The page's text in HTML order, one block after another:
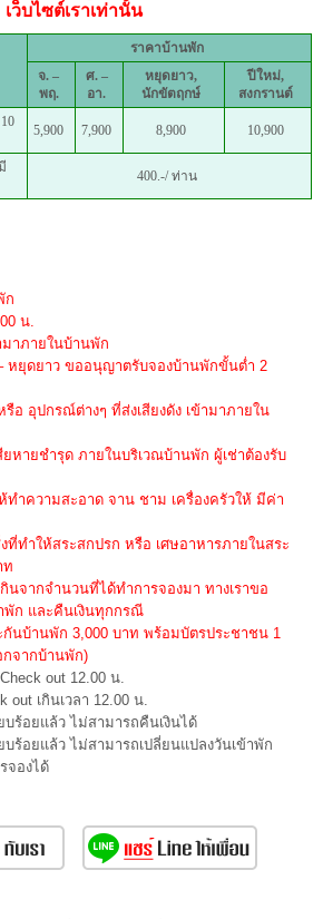
เว็บไซต์เราเท่านั้น
ราคาบ้านพัก
จ. –
พฤ.
ศ. –
อา.
หยุดยาว,
นักขัตฤกษ์
ปีใหม่,
สงกรานต์
5,900 7,900 8,900 10,900
400.-/ ท่าน
ก
น.
มาภายในบ้านพัก
หยุดยาว ขออนุญาตรับจองบ้านพักขั้นต่ำ 2
รือ อุปกรณ์ต่างๆ ที่ส่งเสียงดัง เข้ามาภายใน
หายชำรุด ภายในบริเวณบ้านพัก ผู้เช่าต้องรับ
ทำความสะอาด จาน ชาม เครื่องครัวให้ มีค่า
ที่ทำให้สระสกปรก หรือ เศษอาหารภายในสระ
ท
นจากจำนวนที่ได้ทำการจองมา ทางเราขอ
พัก และคืนเงินทุกกรณี
กันบ้านพัก 3,000 บาท พร้อมบัตรประชาชน 1
จากบ้านพัก)
out 12.00 น.
out เกินเวลา 12.00 น.
บร้อยแล้ว ไม่สามารถคืนเงินได้
บร้อยแล้ว ไม่สามารถเปลี่ยนแปลงวันเข้าพัก
จองได้